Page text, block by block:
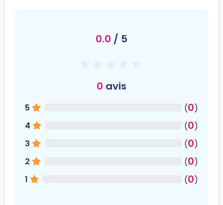
0.0 / 5
0 avis
5 (0)
4
(0)
3
(0)
2
(0)
1
(0)